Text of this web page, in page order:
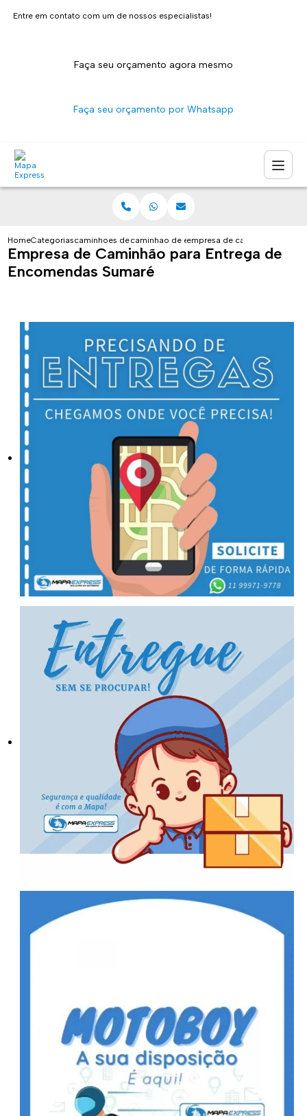
Entre em contato com um de nossos especialistas!
Faça seu orçamento agora mesmo
Faça seu orçamento por Whatsapp
HomeCategoriascaminhoes de entregacaminhao de entrega pequeno sao paulo
empresa de caminhao para
Empresa de Caminhão para Entrega de
Encomendas Sumaré